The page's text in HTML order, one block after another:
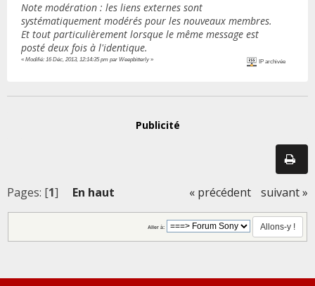
Note modération : les liens externes sont
systématiquement modérés pour les nouveaux membres.
Et tout particulièrement lorsque le même message est
posté deux fois à l'identique.
« Modifié: 16 Déc, 2013, 12:14:35 pm par Weepbitterly» IP archivée
Publicité
Pages: [1] En haut « précédent suivant »
Aller à: